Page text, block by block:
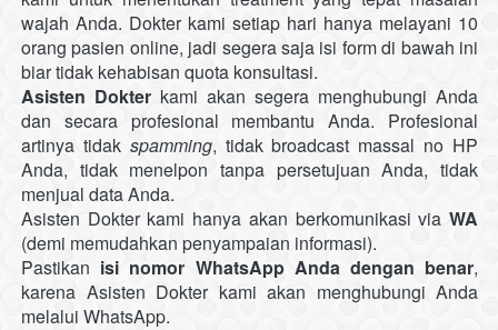
wajah Anda. Dokter kami setiap hari hanya melayani 10
orang pasien online, jadi segera saja isi form di bawah ini
biar tidak kehabisan quota konsultasi.
Asisten Dokter kami akan segera menghubungi Anda
dan secara profesional membantu Anda. Profesional
artinya tidak spamming, tidak broadcast massal no HP
Anda, tidak menelpon tanpa persetujuan Anda, tidak
menjual data Anda.
Asisten Dokter kami hanya akan berkomunikasi via WA
(demi memudahkan penyampaian informasi).
Pastikan isi nomor WhatsApp Anda dengan benar,
karena Asisten Dokter kami akan menghubungi Anda
melalui WhatsApp.